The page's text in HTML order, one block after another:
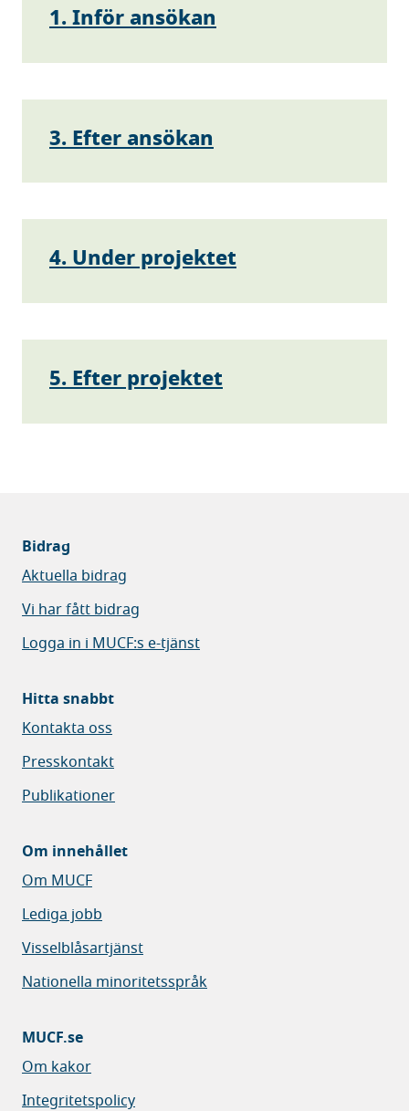
1. Inför ansökan
3. Efter ansökan
4. Under projektet
5. Efter projektet
Bidrag
Aktuella bidrag
Vi har fått bidrag
Logga in i MUCF:s e-tjänst
Hitta snabbt
Kontakta oss
Presskontakt
Publikationer
Om innehållet
Om MUCF
Lediga jobb
Visselblåsartjänst
Nationella minoritetsspråk
MUCF.se
Om kakor
Integritetspolicy